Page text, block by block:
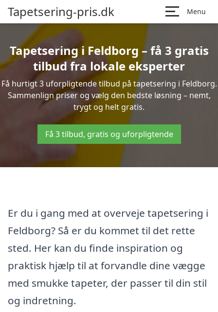
Tapetsering-pris.dk Menu
Tapetsering i Feldborg – få 3 gratis
tilbud fra lokale eksperter
Få hurtigt 3 uforpligtende tilbud på tapetsering i Feldborg.
Sammenlign priser og vælg den bedste løsning – nemt,
trygt og helt gratis.
Få 3 tilbud, gratis og uforpligtende
Er du i gang med at overveje tapetsering i
Feldborg? Så er du kommet til det rette
sted. Her kan du finde inspiration og
praktisk hjælp til at forvandle dine vægge
med smukke tapeter, der passer til din stil
og indretning.